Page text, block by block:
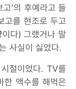
’의 후예라고 들
고를 현조로 두고
다) 그랬거나 말
사실이 싫었다.
절이었다. TV를
한 액수를 해먹은